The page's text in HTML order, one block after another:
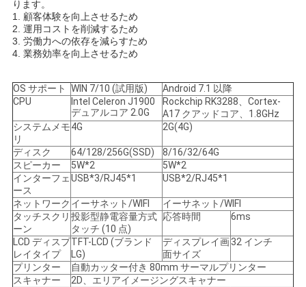
求
め
て
く
だ
さ
い
地
図
ります。
1. 顧客体験を向上させるため
2. 運用コストを削減するため
3. 労働力への依存を減らすため
4. 業務効率を向上させるため
OS サポート WIN 7/10 (試用版)
Android 7.1 以降
CPU
Intel Celeron J1900
デュアルコア 2.0G
Rockchip RK3288、Cortex-
A17 クアッドコア、1.8GHz
システムメモ
リ
4G 2G(4G)
ディスク 64/128/256G(SSD)
8/16/32/64G
スピーカー
5W*2
5W*2
インターフェ
ース
USB*3/RJ45*1 USB*2/RJ45*1
ネットワーク イーサネット/WIFI
イーサネット/WIFI
タッチスクリ
ーン
投影型静電容量方式
タッチ (10 点)
応答時間 6ms
LCD ディスプ
レイタイプ
TFT-LCD (ブランド
LG)
ディスプレイ画
面サイズ
32 インチ
プリンター
自動カッター付き 80mm サーマルプリンター
スキャナー
2D、エリアイメージングスキャナー